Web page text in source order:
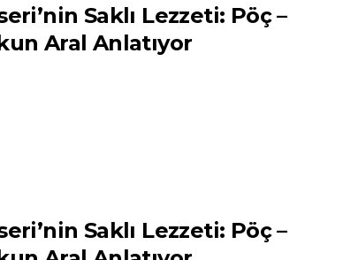
Saklı Lezzeti: Pöç –
Aral Anlatıyor
Saklı Lezzeti: Pöç –